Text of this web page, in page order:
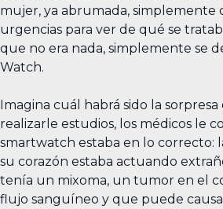
mujer, ya abrumada, simplemente
urgencias para ver de qué se
que no era nada, simplemente se
Watch.
Imagina cuál habrá sido la sorpresa
realizarle estudios, los médicos le
smartwatch estaba en lo correcto:
su corazón estaba actuando
tenía un mixoma, un tumor en el
flujo sanguíneo y que puede